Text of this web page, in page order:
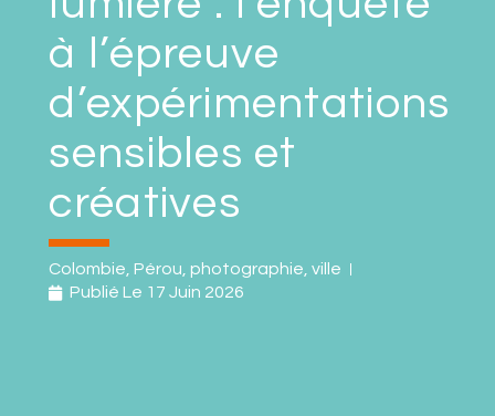
à l’épreuve
d’expérimentations
sensibles et
créatives
Colombie ,Pérou ,photographie ,ville
Publié Le 17 Juin 2026